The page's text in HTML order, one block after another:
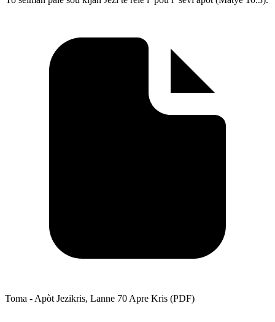
Toma - Apòt Jezikris, Lanne 70 Apre Kris (PDF)